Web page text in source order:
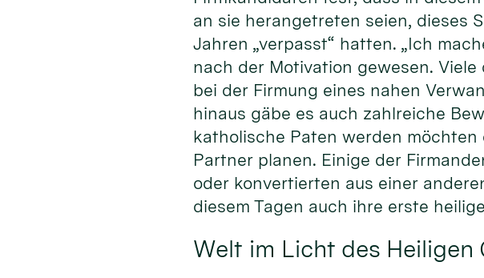
an sie herangetreten seien, dieses
Jahren „verpasst“ hatten. „Ich
nach der Motivation gewesen.
bei der Firmung eines nahen
hinaus gäbe es auch zahlreiche
katholische Paten werden
Partner planen. Einige der
oder konvertierten aus einer
diesem Tagen auch ihre erste
Welt im Licht des